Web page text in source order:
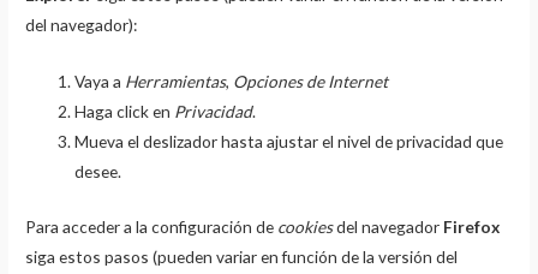
del navegador):
Vaya a Herramientas, Opciones de Internet
Haga click en Privacidad.
Mueva el deslizador hasta ajustar el nivel de privacidad que
desee.
Para acceder a la configuración de cookiesdel navegador Firefox
siga estos pasos (pueden variar en función de la versión del